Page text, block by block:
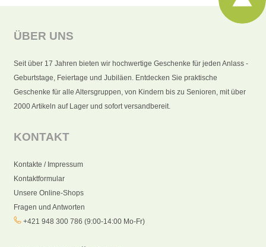
ÜBER UNS
Seit über 17 Jahren bieten wir hochwertige Geschenke für jeden Anlass -
Geburtstage, Feiertage und Jubiläen. Entdecken Sie praktische
Geschenke für alle Altersgruppen, von Kindern bis zu Senioren, mit über
2000 Artikeln auf Lager und sofort versandbereit.
KONTAKT
Kontakte / Impressum
Kontaktformular
Unsere Online-Shops
Fragen und Antworten
+421 948 300 786 (9:00-14:00 Mo-Fr)